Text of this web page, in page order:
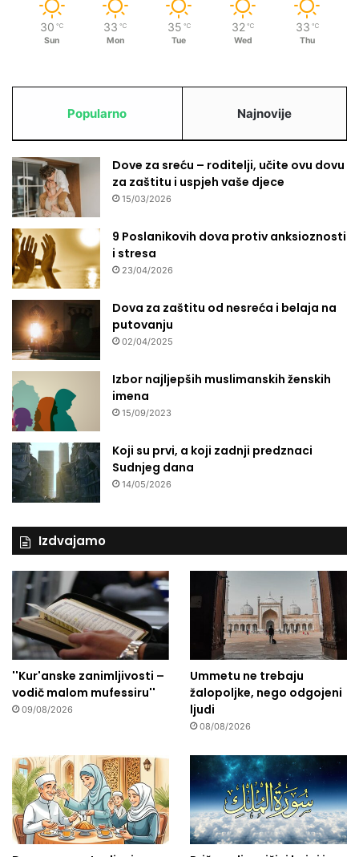
30 ℃
Sun
33 ℃
Mon
35 ℃
Tue
32 ℃
Wed
33 ℃
Thu
Popularno Najnovije
Dove za sreću – roditelji, učite ovu dovu
za zaštitu i uspjeh vaše djece
15/03/2026
9 Poslanikovih dova protiv anksioznosti
i stresa
23/04/2026
Dova za zaštitu od nesreća i belaja na
putovanju
02/04/2025
Izbor najljepših muslimanskih ženskih
imena
15/09/2023
Koji su prvi, a koji zadnji predznaci
Sudnjeg dana
14/05/2026
Izdvajamo
''Kur'anske zanimljivosti –
vodič malom mufessiru''
09/08/2026
Ummetu ne trebaju
žalopoljke, nego odgojeni
ljudi
08/08/2026